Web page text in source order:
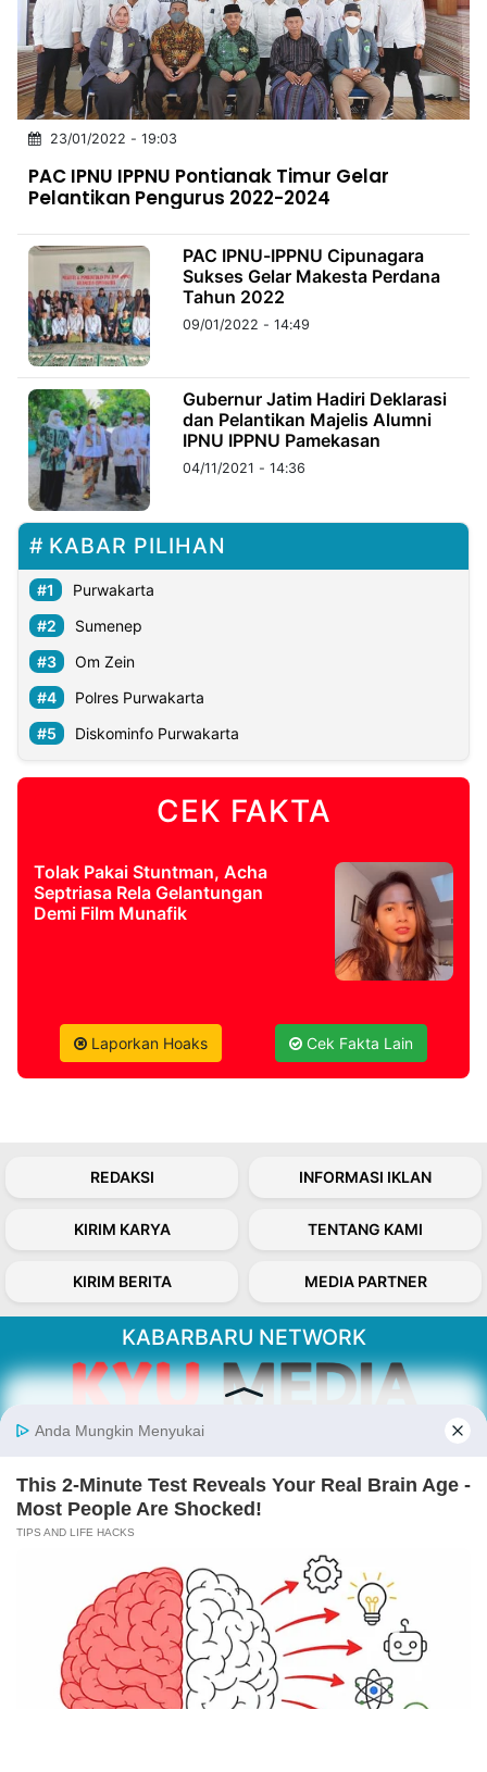
23/01/2022 - 19:03
PAC IPNU IPPNU Pontianak Timur Gelar
Pelantikan Pengurus 2022-2024
PAC IPNU-IPPNU Cipunagara
Sukses Gelar Makesta Perdana
Tahun 2022
09/01/2022 - 14:49
Gubernur Jatim Hadiri Deklarasi
dan Pelantikan Majelis Alumni
IPNU IPPNU Pamekasan
04/11/2021 - 14:36
KABAR PILIHAN
Purwakarta
Sumenep
Om Zein
Polres Purwakarta
Diskominfo Purwakarta
CEK FAKTA
Tolak Pakai Stuntman, Acha
Septriasa Rela Gelantungan
Demi Film Munafik
Laporkan Hoaks Cek Fakta Lain
REDAKSI INFORMASI IKLAN
KIRIM KARYA TENTANG KAMI
KIRIM BERITA MEDIA PARTNER
KABARBARU NETWORK
Kabarbaru.co menyajikan berita aktual dan
serta terverifikasi dari sumber yang tepat.
Follow Kabarbaru